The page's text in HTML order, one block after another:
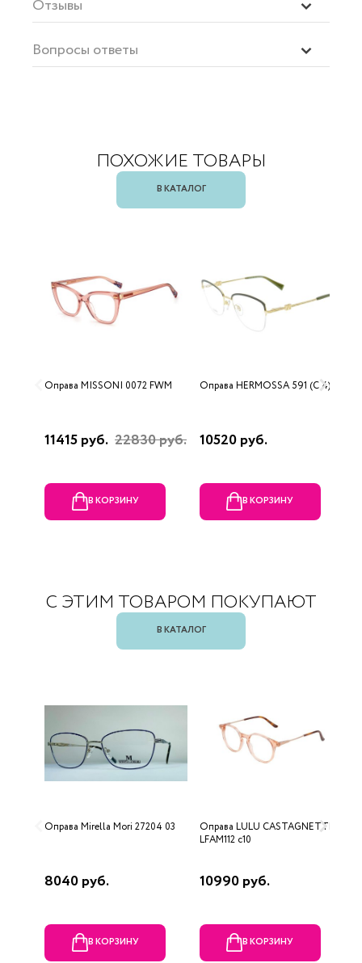
Отзывы
Вопросы ответы
ПОХОЖИЕ ТОВАРЫ
В КАТАЛОГ
Оправа MISSONI 0072 FWM
11415 руб. 22830 руб.
В КОРЗИНУ
Оправа HERMOSSA 591 (C 4)
10520 руб.
В КОРЗИНУ
С ЭТИМ ТОВАРОМ ПОКУПАЮТ
В КАТАЛОГ
Оправа Mirella Mori 27204 03
8040 руб.
В КОРЗИНУ
Оправа LULU CASTAGNETTE
LFAM112 c10
10990 руб.
В КОРЗИНУ